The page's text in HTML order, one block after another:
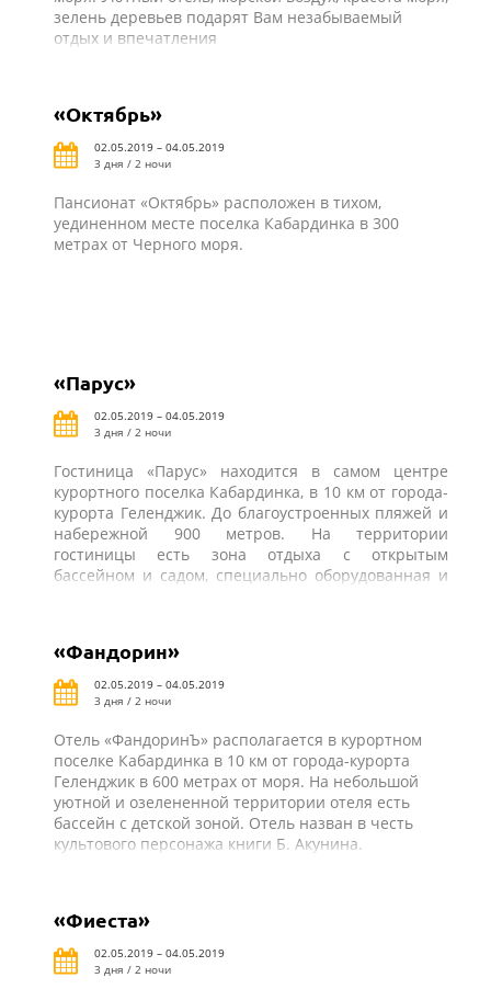
зелень деревьев подарят Вам незабываемый
отдых и впечатления
«Октябрь»
02.05.2019 – 04.05.2019
3 дня / 2 ночи
Пансионат «Октябрь» расположен в тихом,
уединенном месте поселка Кабардинка в 300
метрах от Черного моря.
«Парус»
02.05.2019 – 04.05.2019
3 дня / 2 ночи
Гостиница «Парус» находится в самом центре
курортного поселка Кабардинка, в 10 км от города-
курорта Геленджик. До благоустроенных пляжей и
набережной 900 метров. На территории
гостиницы есть зона отдыха с открытым
бассейном и садом, специально оборудованная и
поселка Кабардинка, рынок, магазины, кафе, бары,
аттракционы и другая курортная инфраструктура.
«Фандорин»
02.05.2019 – 04.05.2019
3 дня / 2 ночи
Отель «ФандоринЪ» располагается в курортном
поселке Кабардинка в 10 км от города-курорта
Геленджик в 600 метрах от моря. На небольшой
уютной и озелененной территории отеля есть
бассейн с детской зоной. Отель назван в честь
культового персонажа книги Б. Акунина.
«Фиеста»
02.05.2019 – 04.05.2019
3 дня / 2 ночи